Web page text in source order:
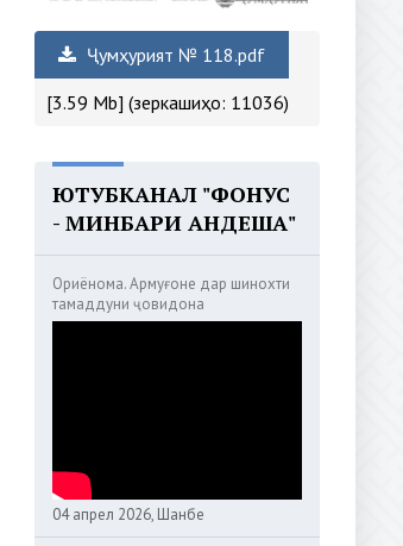
Ҷумҳурият № 118.pdf
[3.59 Mb] (зеркашиҳо: 11036)
ЮТУБКАНАЛ "ФОНУС
- МИНБАРИ АНДЕША"
Ориёнома. Армуғоне дар шинохти
тамаддуни ҷовидона
04 апрел 2026, Шанбе